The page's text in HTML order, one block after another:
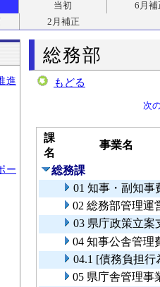
当初
6月補
2月補正
進
ー
総務部
もどる
次
課
名
事業名
総務課
01 知事・副知事
02 総務部管理運
03 県庁政策立案
04 知事公舎管理
04.1 [債務負担
05 県庁舎管理事